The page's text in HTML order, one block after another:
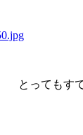
きで